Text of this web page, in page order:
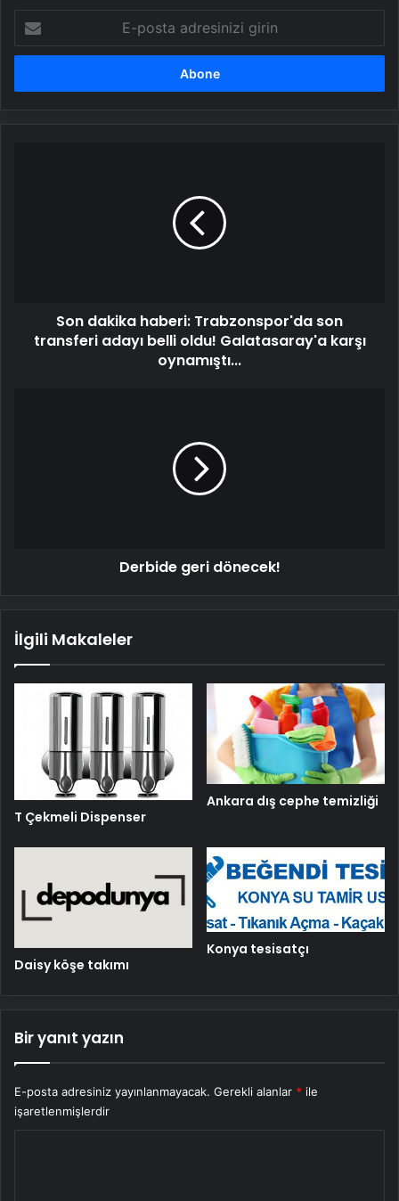
posta
adresinizi
Galatasaray'a
karşı
Son dakika haberi: Trabzonspor'da son
transferi adayı belli oldu! Galatasaray'a karşı
oynamıştı...
Derbide geri dönecek!
İlgili Makaleler
T Çekmeli Dispenser
Ankara dış cephe temizliği
Daisy köşe takımı
Konya tesisatçı
Bir yanıt yazın
E-posta adresiniz yayınlanmayacak. Gerekli alanlar * ile
işaretlenmişlerdir